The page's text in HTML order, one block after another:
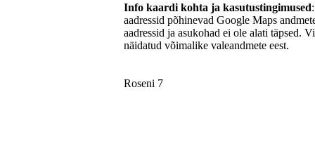
Info kaardi kohta ja kasutustingimused
aadressid põhinevad Google Maps
aadressid ja asukohad ei ole alati täpsed.
näidatud võimalike valeandmete eest.
Roseni 7